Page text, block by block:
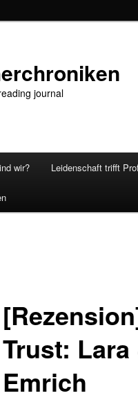
journal
wir? Leidenschaft trifft
Trust:
Emrich